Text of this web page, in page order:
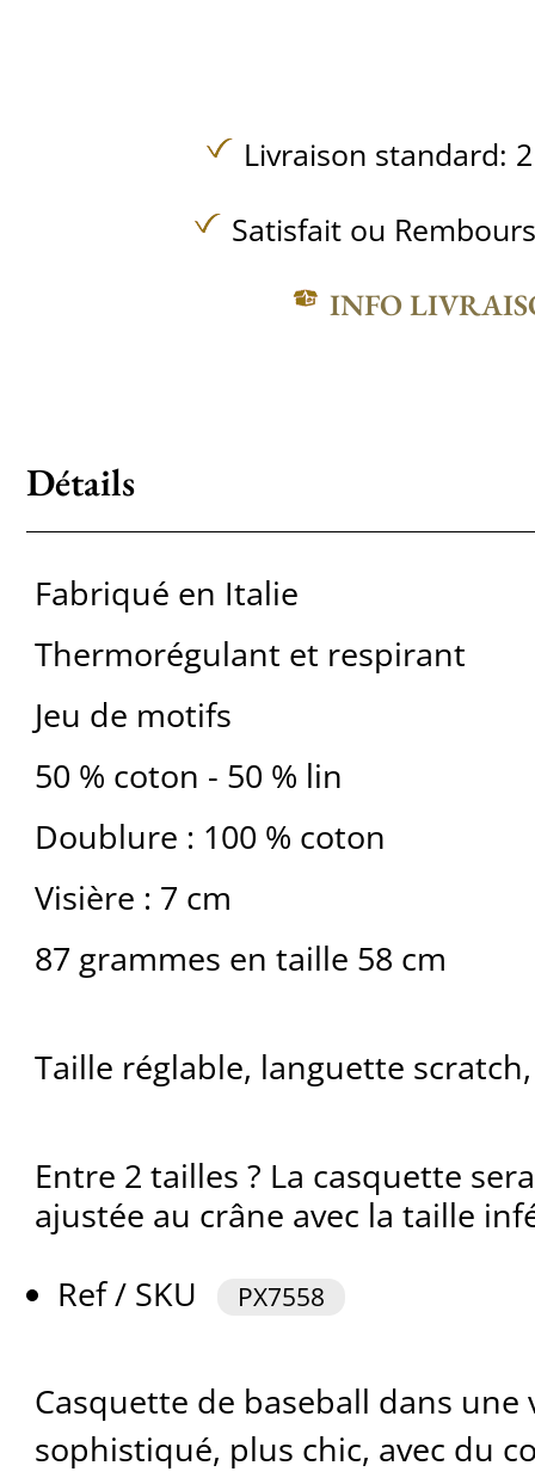
Livraison standard:
Satisfait ou
INFO
Détails
Fabriqué en Italie
Thermorégulant et respirant
Jeu de motifs
50 % coton - 50 % lin
Doublure : 100 % coton
Visière : 7 cm
87 grammes en taille 58 cm
Taille réglable, languette
Entre 2 tailles ? La casquette
ajustée au crâne avec la taille
Ref / SKU
PX7558
Casquette de baseball dans une
sophistiqué, plus chic, avec du